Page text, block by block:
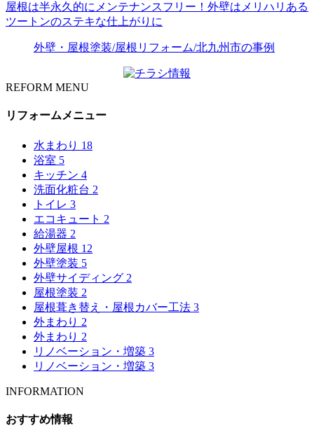
屋根は半永久的にメンテナンスフリー！外壁はメリハリある
ツートンのステキな仕上がりに
外壁・屋根塗装/屋根リフォーム/北九州市の事例
REFORM MENU
リフォームメニュー
水まわり 18
浴室 5
キッチン 4
洗面化粧台 2
トイレ 3
エコキュート 2
給湯器 2
外壁屋根 12
外壁塗装 5
外壁サイディング 2
屋根塗装 2
屋根葺き替え・屋根カバー工法 3
外まわり 2
外まわり 2
リノベーション・増築 3
リノベーション・増築 3
INFORMATION
おすすめ情報